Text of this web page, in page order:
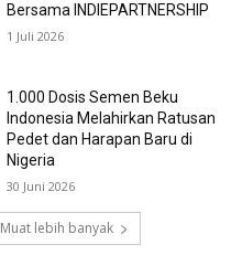
Bersama INDIEPARTNERSHIP
1 Juli 2026
1.000 Dosis Semen Beku
Indonesia Melahirkan Ratusan
Pedet dan Harapan Baru di
Nigeria
30 Juni 2026
Muat lebih banyak